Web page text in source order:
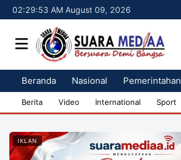
02:29:53 AM August 09, 2026
Beranda Nasional Pemerintahan
Berita Video International Sport
IKLAN